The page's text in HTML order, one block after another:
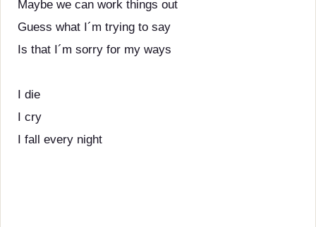
Maybe we can work things out
Guess what I´m trying to say
Is that I´m sorry for my ways
I die
I cry
I fall every night